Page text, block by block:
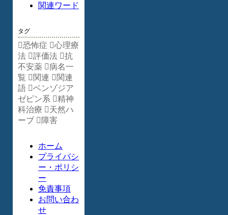
関連ワード
タグ
恐怖症
心理療
法
評価法
抗
不安薬
病名一
覧
関連
関連
語
ベンゾジア
ゼピン系
精神
科治療
天然ハ
ーブ
障害
ホーム
プライバシ
ー・ポリシ
ー
免責事項
お問い合わ
せ